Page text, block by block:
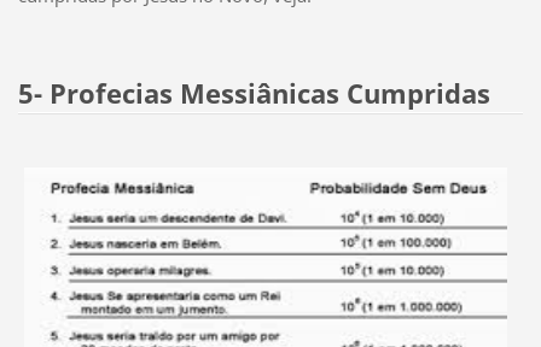
5- Profecias Messiânicas Cumpridas